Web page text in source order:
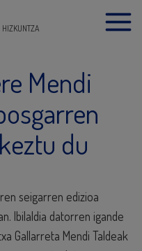
HIZKUNTZA
Mendi
du
seigarren edizioa
Ibilaldia datorren igande
Gallarreta Mendi Taldeak